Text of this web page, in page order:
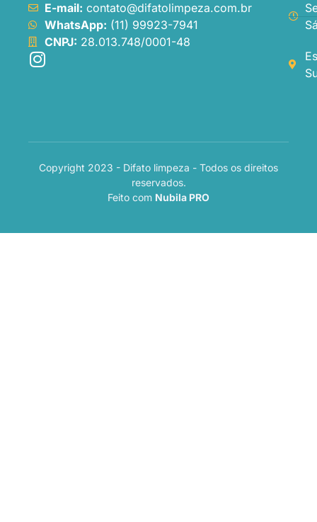
E-mail: contato@difatolimpeza.com.br
WhatsApp: (11) 99923-7941
CNPJ: 28.013.748/0001-48
Copyright 2023 - Difato limpeza - Todos os direitos
reservados.
Feito com Nubila PRO